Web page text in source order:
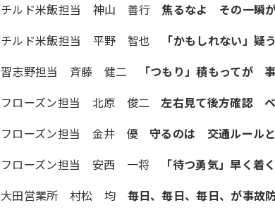
チルド米飯担当 神山 善行焦るなよ その一瞬
チルド米飯担当 平野 智也
「かもしれない」
習志野担当 斉藤 健二
「つもり」積もってが
フローズン担当 北原 俊二左右見て後方確認
フローズン担当 金井 優守るのは 交通ルール
フローズン担当 安西 一将
「待つ勇気」早く
大田営業所 村松 均 毎日、毎日、毎日、が事故